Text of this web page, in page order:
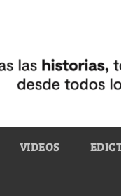
VIDEOS